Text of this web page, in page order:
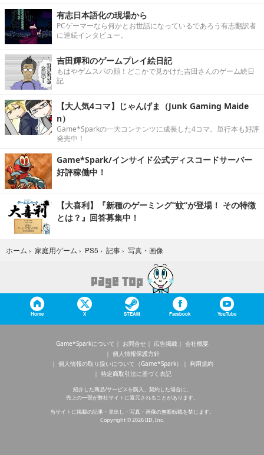
有志日本語化の現場から
PCゲーマーなら何かとお世話になっているであろう有志翻訳者
に連続インタビュー。
吉田輝和のゲームプレイ絵日記
もはやゲムスパの顔！どこかで見かけた吉田さんのゲーム絵日
記
【大人気4コマ】じゃんげま（Junk Gaming Maide
n）
Game*Sparkの一大コンテンツに成長した4コマ。単行本も好評
発売中！
Game*Spark/インサイド公式ディスコードサーバー
好評稼働中！
【大喜利】『新種のゲーミング“蚊”が登場！ その特徴
とは？』回答募集中！
ホーム › 家庭用ゲーム › PS5 › 記事 › 写真・画像
Home X STEAM Facebook YouTube
Game*Sparkについて お問合せ 広告掲載
会社概要
個人情報保護方針
個人情報の取り扱いについて（Game*Spark）
利用規約
特定商取引法に基づく表記
紹介した商品/サービスを購入、契約した場合に、
売上の一部が弊社サイトに還元されることがあります。
当サイトに掲載の記事・見出し・写真・画像の無断転載を禁じます。
Copyright © 2026 IID, Inc.